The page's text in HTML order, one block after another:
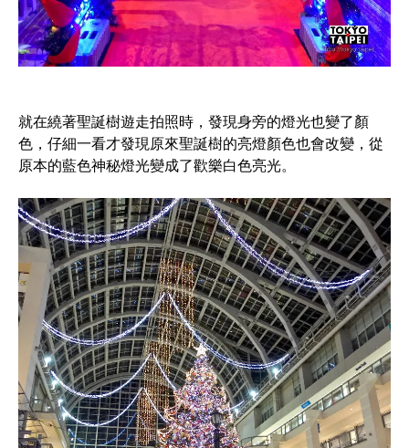
就在繞著聖誕樹遊走拍照時，發現身旁的燈光也變了顏
色，仔細一看才發現原來聖誕樹的亮燈顏色也會改變，從
原本的藍色神秘燈光變成了歡樂白色亮光。